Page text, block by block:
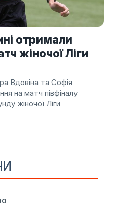
отримали
жіночої Ліги
Вдовіна та Софія
на матч півфіналу
жіночої Ліги